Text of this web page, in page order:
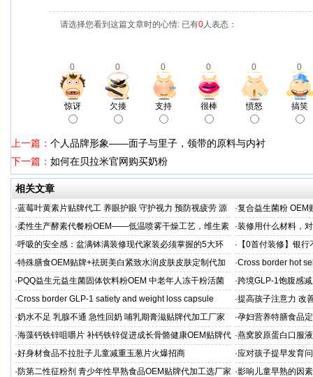
请选择您看到这篇文章时的心情: 已有0人表态：
0 0 0 0 0 0
惊讶 欠揍 支持 很棒 愤怒 搞笑
上一篇： 个人品牌形象——面子与里子，领带的原料与内衬
下一篇： 如何在贝拉米官网购买奶粉
相关文章
·蓝莓叶黄素片贴牌代工 养眼护眼 守护视力 预防视疲劳 源
头直供
·复合益生菌粉 OEM
业制造商
·柔性生产酵素代餐粉OEM——低温喷雾干燥工艺，维生素
C保留率≥95%
·装修用什么材料，
·呼吸的安全感：盆满钵满装修现代家装必须掌握的5大环
保准则
· 【0首付装修】银
贷，月供少还30%！
·特殊膳食OEM贴牌+祛斑美白紧致水润皮肤皮肤定制代加
工厂家
·Cross border hot
· PQQ益生元益生菌固体饮料粉OEM 中老年人冻干粉活菌
粉贴牌代加工
·跨境GLP-1饱腹感
·Cross border GLP-1 satiety and weight loss capsule ·提高孩子注意力 改
·奶水不足 乳腺不通 急性回奶 哺乳期膏滋贴牌代加工厂家 ·孕妇营养特膳食品
工厂
·海藻钙铁锌咀嚼片 补钙铁锌促进成长骨骼健康OEM贴牌代
加工
·燕窝胶原蛋白口服
牌
·好身材食品不拉肚子儿童减重玉葱片火爆招商 ·应对孩子提早发育
答案
·防第二性征粉剂 青少年性早熟食品OEM贴牌代加工选厂家 ·影响儿童早熟的因